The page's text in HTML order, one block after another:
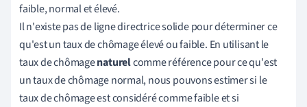
faible, normal et élevé.
Il n'existe pas de ligne directrice solide pour déterminer ce
qu'est un taux de chômage élevé ou faible. En utilisant le
taux de chômagenaturelcomme référence pour ce qu'est
un taux de chômage normal, nous pouvons estimer si le
taux de chômage est considéré comme faible et si